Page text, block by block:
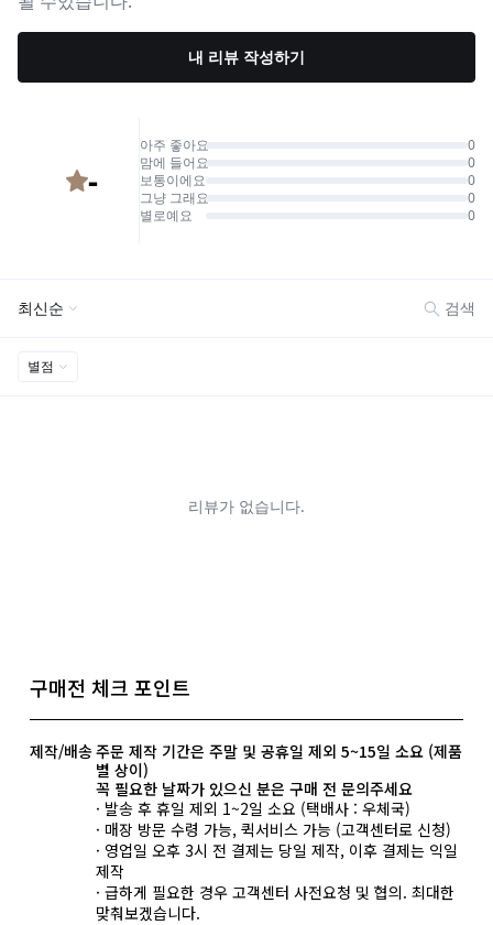
구매전 체크 포인트
제작/배송주문 제작 기간은 주말 및 공휴일 제외 5~15일 소요 (제품
별 상이)
꼭 필요한 날짜가 있으신 분은 구매 전 문의주세요
· 발송 후 휴일 제외 1~2일 소요 (택배사 : 우체국)
· 매장 방문 수령 가능, 퀵서비스 가능 (고객센터로 신청)
· 영업일 오후 3시 전 결제는 당일 제작, 이후 결제는 익일
제작
· 급하게 필요한 경우 고객센터 사전요청 및 협의. 최대한
맞춰보겠습니다.